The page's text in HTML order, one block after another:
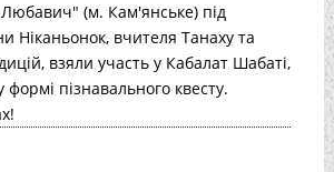
(м. Кам'янське) під
Ніканьонок, вчителя Танаху та
взяли участь у Кабалат Шабаті,
пізнавального квесту.